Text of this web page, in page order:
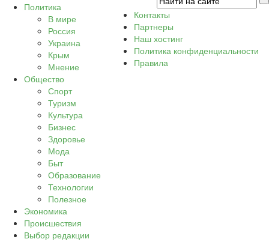
Политика
В мире
Россия
Украина
Крым
Мнение
Общество
Спорт
Туризм
Культура
Бизнес
Здоровье
Мода
Быт
Образование
Технологии
Полезное
Экономика
Происшествия
Выбор редакции
Контакты
Партнеры
Наш хостинг
Политика конфиденциальности
Правила